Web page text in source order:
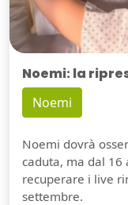
Noemi: la
Noemi
Noemi dovrà
caduta, ma dal 16
recuperare i live
settembre.